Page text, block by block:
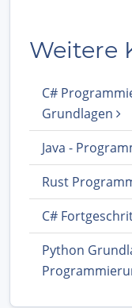
Weitere
C#
Grundlagen
Java -
Rust
C#
Python